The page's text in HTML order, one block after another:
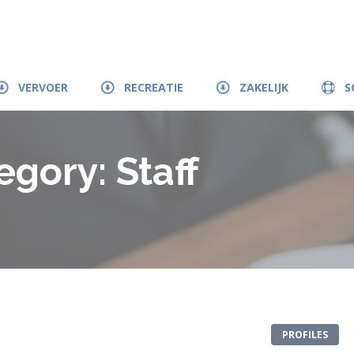
VERVOER RECREATIE ZAKELIJK
Staff
PROFILES